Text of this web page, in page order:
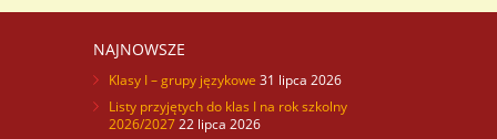
NAJNOWSZE
Klasy I – grupy językowe 31 lipca 2026
Listy przyjętych do klas I na rok szkolny
2026/202722 lipca 2026